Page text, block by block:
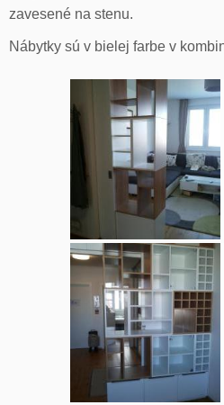
zavesené na stenu.
Nábytky sú v bielej farbe v